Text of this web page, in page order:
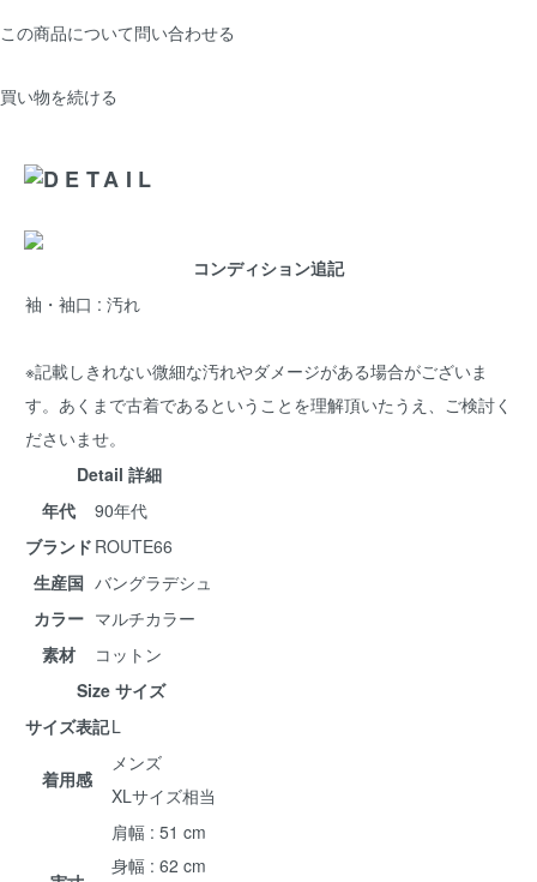
この商品について問い合わせる
買い物を続ける
コンディション追記
袖・袖口 : 汚れ
※記載しきれない微細な汚れやダメージがある場合がございま
す。あくまで古着であるということを理解頂いたうえ、ご検討く
ださいませ。
Detail 詳細
年代
90年代
ブランド ROUTE66
生産国 バングラデシュ
カラー マルチカラー
素材
コットン
Size サイズ
サイズ表記L
着用感
メンズ
XLサイズ相当
肩幅 : 51 cm
身幅 : 62 cm